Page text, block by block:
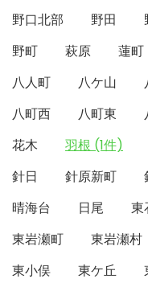
野口北部 野田
野町
萩原 蓮町
八人町
八ケ山
八町西
八町東
花木
羽根 (1件)
針日
針原新町
晴海台
日尾 東
東岩瀬町
東岩瀬村
東小俣
東ケ丘